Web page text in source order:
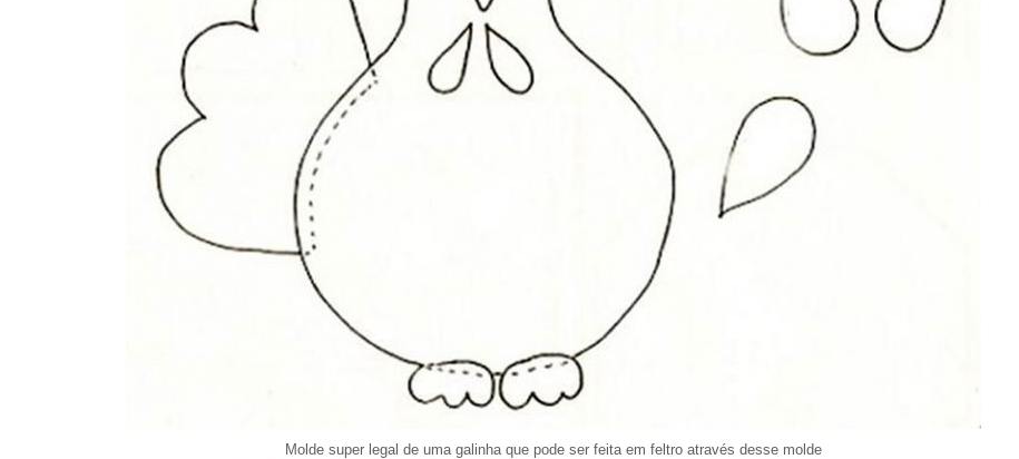
Molde super legal de uma galinha que pode ser feita em feltro através desse molde